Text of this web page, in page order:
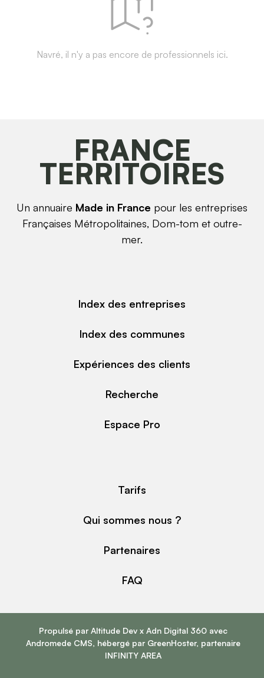
Navré, il n'y a pas encore de professionnels ici.
FRANCE
TERRITOIRES
Un annuaire Made in France pour les entreprises
Françaises Métropolitaines, Dom-tom et outre-
mer.
Index des entreprises
Index des communes
Expériences des clients
Recherche
Espace Pro
Tarifs
Qui sommes nous ?
Partenaires
FAQ
Propulsé par Altitude Devx Adn Digital 360avec
Andromede CMS, hébergé par GreenHoster, partenaire
INFINITY AREA